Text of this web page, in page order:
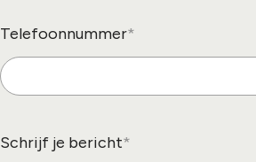
Telefoonnummer
Schrijf je bericht